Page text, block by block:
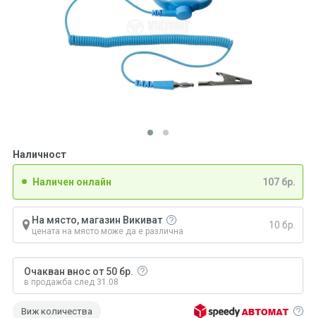
Наличност
Наличен онлайн 107 бр.
На място, магазин Викиват
цената на място може да е различна
10 бр.
Очакван внос от 50 бр.
в продажба след 31.08
Виж количества